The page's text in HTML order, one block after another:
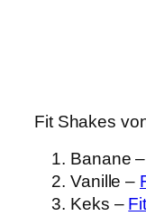
Fit Shakes
Banane –
Vanille –
Keks –